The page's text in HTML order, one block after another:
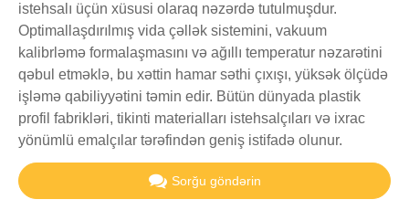
istehsalı üçün xüsusi olaraq nəzərdə tutulmuşdur.
Optimallaşdırılmış vida çəllək sistemini, vakuum
kalibrləmə formalaşmasını və ağıllı temperatur nəzarətini
qəbul etməklə, bu xəttin hamar səthi çıxışı, yüksək ölçüdə
işləmə qabiliyyətini təmin edir. Bütün dünyada plastik
profil fabrikləri, tikinti materialları istehsalçıları və ixrac
yönümlü emalçılar tərəfindən geniş istifadə olunur.
Sorğu göndərin